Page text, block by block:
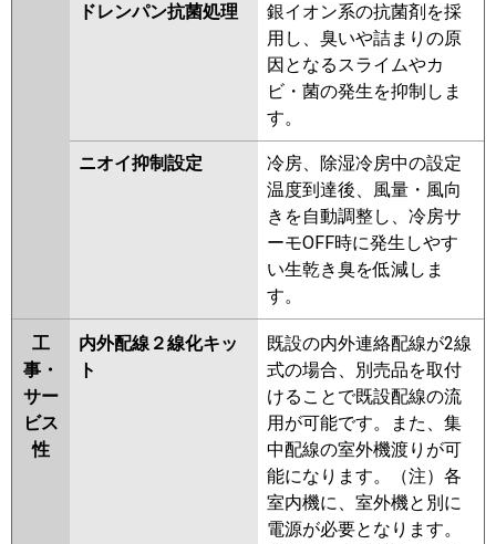
ドレンパン抗菌処理
銀イオン系の抗菌剤を採
用し、臭いや詰まりの原
因となるスライムやカ
ビ・菌の発生を抑制しま
す。
ニオイ抑制設定
冷房、除湿冷房中の設定
温度到達後、風量・風向
きを自動調整し、冷房サ
ーモOFF時に発生しやす
い生乾き臭を低減しま
す。
工
事・
サー
ビス
性
内外配線２線化キッ
ト
既設の内外連絡配線が2線
式の場合、別売品を取付
けることで既設配線の流
用が可能です。また、集
中配線の室外機渡りが可
能になります。（注）各
室内機に、室外機と別に
電源が必要となります。